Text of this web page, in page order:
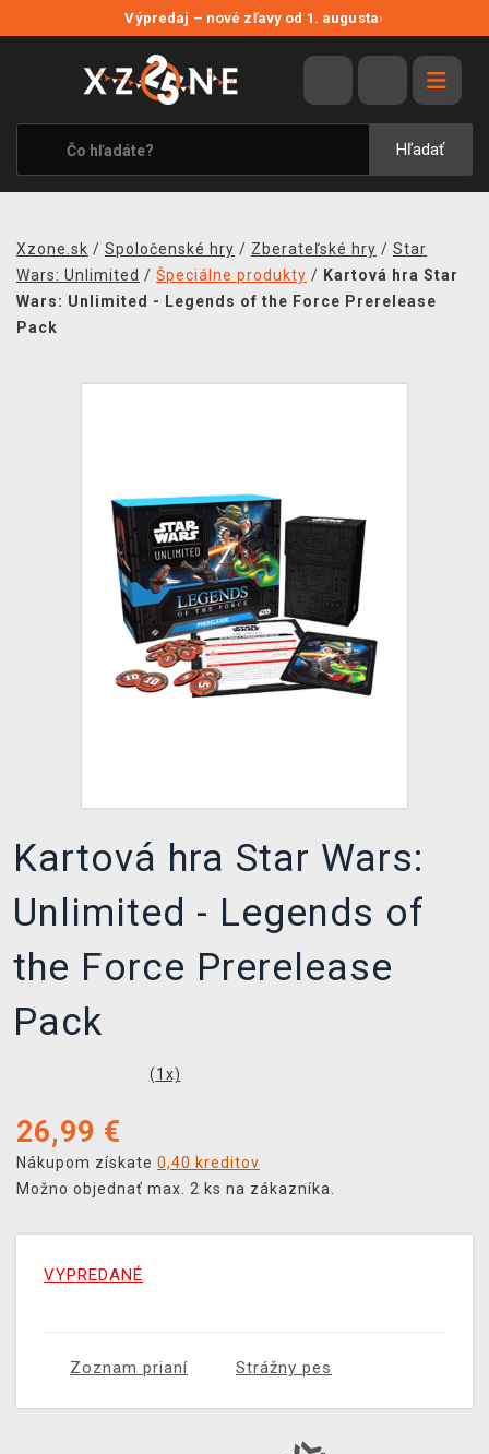
Výpredaj – nové zľavy od 1. augusta›
Hľadať
VÝPREDAJ
VIDEOHRY
XZONE ORIGINALS
TEMATIKY
MERCHANDISE
SPOLOČENSKÉ HRY
XZONE KLUB
Xzone.sk / Spoločenské hry / Zberateľské hry / Star
Wars: Unlimited / Špeciálne produkty / Kartová hra Star
Wars: Unlimited - Legends of the Force Prerelease
Pack
Kartová hra Star Wars:
Unlimited - Legends of
the Force Prerelease
Pack
(1 x)
26,99 €
Nákupom získate 0,40 kreditov
Možno objednať max. 2 ks na zákazníka.
VYPREDANÉ
Zoznam prianí Strážny pes